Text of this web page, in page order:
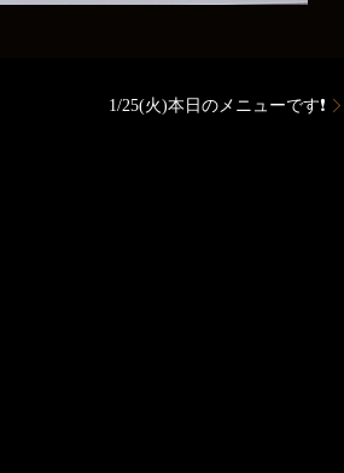
1/25(火)本日のメニューです❗